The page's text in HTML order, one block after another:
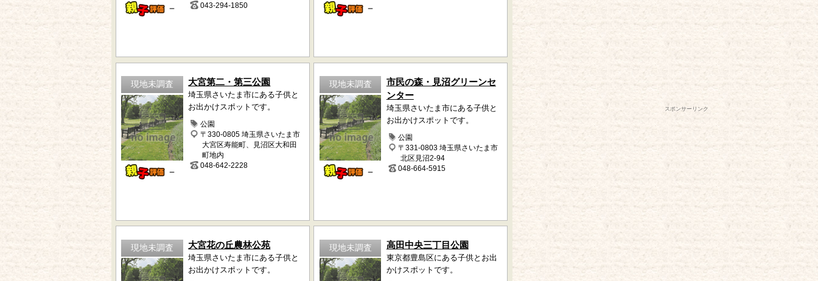
－
043-294-1850
－
現地未調査
－
大宮第二・第三公園
埼玉県さいたま市にある子供と
お出かけスポットです。
公園
〒330-0805 埼玉県さいたま市
大宮区寿能町、見沼区大和田
町地内
048-642-2228
現地未調査
－
市民の森・見沼グリーンセ
ンター
埼玉県さいたま市にある子供と
お出かけスポットです。
公園
〒331-0803 埼玉県さいたま市
北区見沼2-94
048-664-5915
現地未調査 大宮花の丘農林公苑
埼玉県さいたま市にある子供と
お出かけスポットです。
現地未調査 高田中央三丁目公園
東京都豊島区にある子供とお出
かけスポットです。
スポンサーリンク